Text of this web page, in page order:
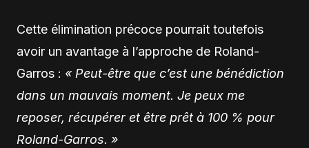
Cette élimination précoce pourrait toutefois
avoir un avantage à l’approche de Roland-
Garros : « Peut-être que c’est une bénédiction
dans un mauvais moment. Je peux me
reposer, récupérer et être prêt à 100 % pour
Roland-Garros. »